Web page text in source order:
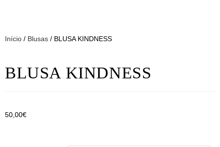
Início / Blusas / BLUSA KINDNESS
BLUSA KINDNESS
50,00€